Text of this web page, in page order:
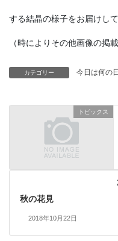
する結晶の様子をお届けして
（時によりその他画像の掲載
カテゴリー 今日は何の
トピックス
秋の花見
2018年10月22日